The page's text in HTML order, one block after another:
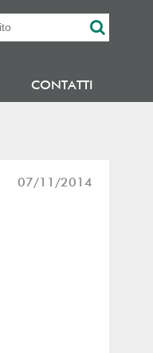
CONTATTI
07/11/2014